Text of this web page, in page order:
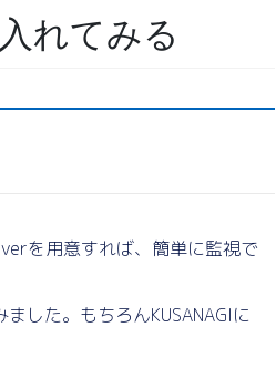
れてみる
を用意すれば、簡単に監視で
した。もちろんKUSANAGIに